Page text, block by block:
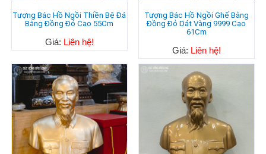
Tượng Bác Hồ Ngồi Thiền Bệ Đá
Bằng Đồng Đỏ Cao 55Cm
Giá: Liên hệ!
Tượng Bác Hồ Ngồi Ghế Bằng
Đồng Đỏ Dát Vàng 9999 Cao
61Cm
Giá: Liên hệ!